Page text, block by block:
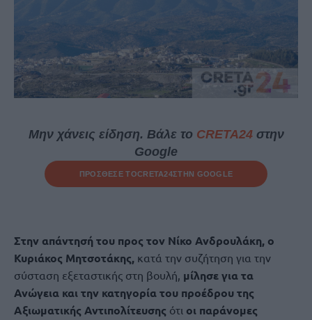
Μην χάνεις είδηση. Βάλε το CRETA24στην
Google
ΠΡΟΣΘΕΣΕ ΤΟCRETA24ΣΤΗΝ GOOGLE
Στην απάντησή του προς τον Νίκο Ανδρουλάκη, ο
Κυριάκος Μητσοτάκης, κατά την συζήτηση για την
σύσταση εξεταστικής στη βουλή, μίλησε για τα
Ανώγεια και την κατηγορία του προέδρου της
Αξιωματικής Αντιπολίτευσης ότι οι παράνομες